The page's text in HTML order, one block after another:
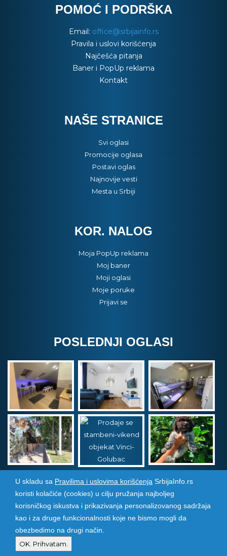
POMOĆ I PODRŠKA
Email: office@srbijainfo.rs
Pravila i uslovi korišćenja
Najčešća pitanja
Baner i PopUp reklama
Kontakt
NAŠE STRANICE
Svi oglasi
Promocije oglasa
Postavi oglas
Najnovije vesti
Mesta u Srbiji
KOR. NALOG
Moja PopUp reklama
Moj baner
Moji oglasi
Moje poruke
Prijavi se
POSLEDNJI OGLASI
Srbija Info©2026. Sva prava zadržana. Pogledajte i
pozarevacinfo.rs
Izrada i održavanje sajtova
U skladu sa Pravilima i uslovima korišćenja SrbijaInfo.rs
koristi kolačiće (cookies) u cilju pružanja najboljeg
korisničkog iskustva i prikazivanja personalizovanog sadržaja
kao i za druge funkcionalnosti koje ne bismo mogli da
obezbedimo na drugi način.